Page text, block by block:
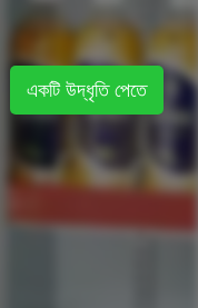
একটি উদ্ধৃতি পেতে